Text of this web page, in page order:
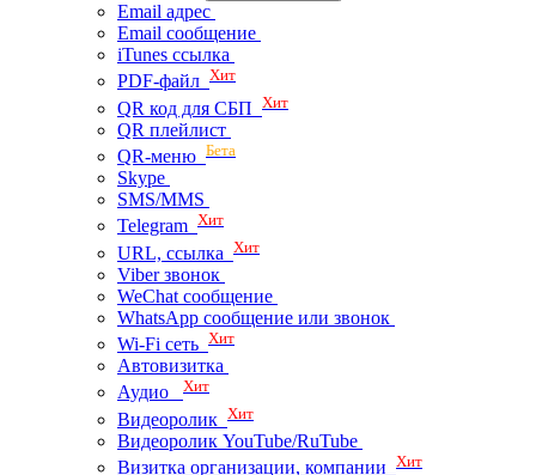
Email адрес
Email сообщение
iTunes ссылка
PDF-файл Хит
QR код для СБП Хит
QR плейлист
QR-меню Бета
Skype
SMS/MMS
Telegram Хит
URL, ссылка Хит
Viber звонок
WeChat сообщение
WhatsApp сообщение или звонок
Wi-Fi сеть Хит
Автовизитка
Аудио Хит
Видеоролик Хит
Видеоролик YouTube/RuTube
Визитка организации, компании Хит